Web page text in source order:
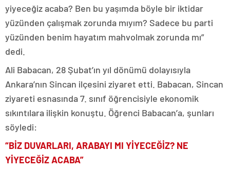
yiyeceğiz acaba? Ben bu yaşımda böyle bir iktidar
yüzünden çalışmak zorunda mıyım? Sadece bu parti
yüzünden benim hayatım mahvolmak zorunda mı”
dedi.
Ali Babacan, 28 Şubat’ın yıl dönümü dolayısıyla
Ankara’nın Sincan ilçesini ziyaret etti. Babacan, Sincan
ziyareti esnasında 7. sınıf öğrencisiyle ekonomik
sıkıntılara ilişkin konuştu. Öğrenci Babacan’a, şunları
söyledi:
“BİZ DUVARLARI, ARABAYI MI YİYECEĞİZ? NE
YİYECEĞİZ ACABA”